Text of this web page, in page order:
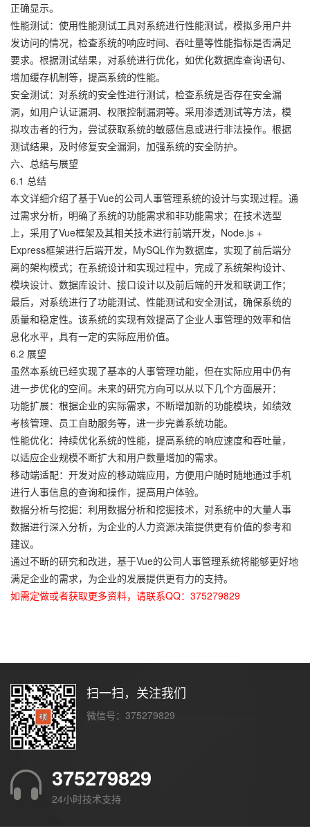
正确显示。
性能测试：使用性能测试工具对系统进行性能测试，模拟多用户并
发访问的情况，检查系统的响应时间、吞吐量等性能指标是否满足
要求。根据测试结果，对系统进行优化，如优化数据库查询语句、
增加缓存机制等，提高系统的性能。
安全测试：对系统的安全性进行测试，检查系统是否存在安全漏
洞，如用户认证漏洞、权限控制漏洞等。采用渗透测试等方法，模
拟攻击者的行为，尝试获取系统的敏感信息或进行非法操作。根据
测试结果，及时修复安全漏洞，加强系统的安全防护。
六、总结与展望
6.1 总结
本文详细介绍了基于Vue的公司人事管理系统的设计与实现过程。通
过需求分析，明确了系统的功能需求和非功能需求；在技术选型
上，采用了Vue框架及其相关技术进行前端开发，Node.js +
Express框架进行后端开发，MySQL作为数据库，实现了前后端分
离的架构模式；在系统设计和实现过程中，完成了系统架构设计、
模块设计、数据库设计、接口设计以及前后端的开发和联调工作；
最后，对系统进行了功能测试、性能测试和安全测试，确保系统的
质量和稳定性。该系统的实现有效提高了企业人事管理的效率和信
息化水平，具有一定的实际应用价值。
6.2 展望
虽然本系统已经实现了基本的人事管理功能，但在实际应用中仍有
进一步优化的空间。未来的研究方向可以从以下几个方面展开：
功能扩展：根据企业的实际需求，不断增加新的功能模块，如绩效
考核管理、员工自助服务等，进一步完善系统功能。
性能优化：持续优化系统的性能，提高系统的响应速度和吞吐量，
以适应企业规模不断扩大和用户数量增加的需求。
移动端适配：开发对应的移动端应用，方便用户随时随地通过手机
进行人事信息的查询和操作，提高用户体验。
数据分析与挖掘：利用数据分析和挖掘技术，对系统中的大量人事
数据进行深入分析，为企业的人力资源决策提供更有价值的参考和
建议。
通过不断的研究和改进，基于Vue的公司人事管理系统将能够更好地
满足企业的需求，为企业的发展提供更有力的支持。
如需定做或者获取更多资料，请联系QQ：375279829
扫一扫，关注我们
微信号：375279829
375279829
24小时技术支持